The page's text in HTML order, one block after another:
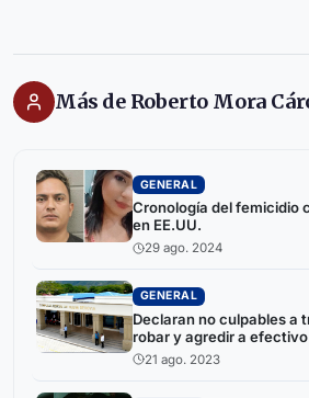
Más de Roberto Mora
GENERAL
Cronología del femicidio
en EE.UU.
29 ago. 2024
GENERAL
Declaran no culpables a
robar y agredir a
Ocotal
21 ago. 2023